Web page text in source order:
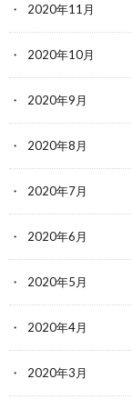
2020年11月
2020年10月
2020年9月
2020年8月
2020年7月
2020年6月
2020年5月
2020年4月
2020年3月